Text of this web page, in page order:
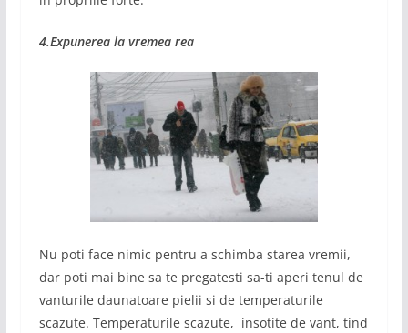
4.Expunerea la vremea rea
Nu poti face nimic pentru a schimba starea vremii,
dar poti mai bine sa te pregatesti sa-ti aperi tenul de
vanturile daunatoare pielii si de temperaturile
scazute. Temperaturile scazute, insotite de vant, tind